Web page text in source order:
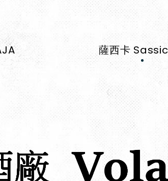
薩西卡